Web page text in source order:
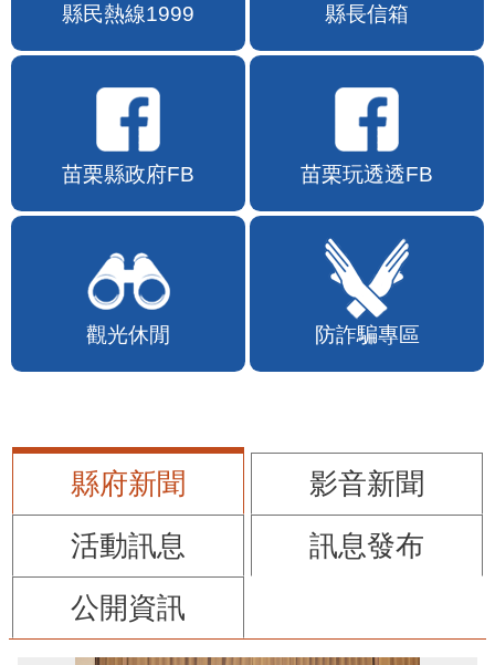
縣民熱線1999 縣長信箱
苗栗縣政府FB 苗栗玩透透FB
觀光休閒 防詐騙專區
縣府新聞
影音新聞
活動訊息
訊息發布
公開資訊